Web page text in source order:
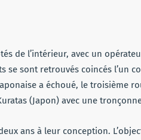
de l’intérieur, avec un
sont retrouvés coincés l’un
a échoué, le troisième
(Japon) avec une
ans à leur conception.